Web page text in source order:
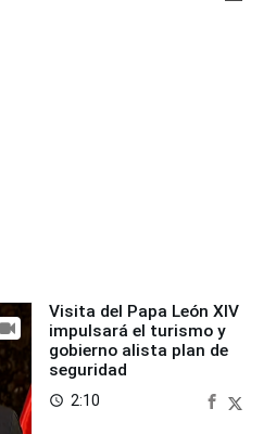
Visita del Papa León XIV
impulsará el turismo y
gobierno alista plan de
seguridad
access_time 2:10